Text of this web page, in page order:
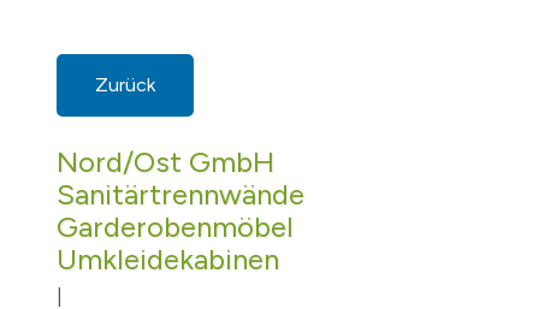
Zurück
Nord/Ost GmbH
Sanitärtrennwände
Garderobenmöbel
Umkleidekabinen